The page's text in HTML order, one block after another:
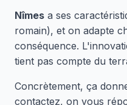
Nîmes a ses
romain), et on adapte
conséquence.
tient pas compte du
Concrètement, ça
contactez, on vous